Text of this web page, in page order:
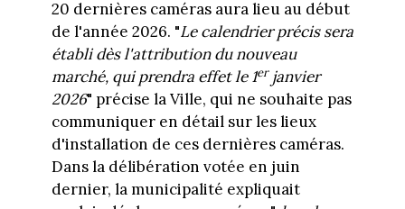
20 dernières caméras aura lieu au début
de l'année 2026. "Le calendrier précis sera
établi dès l'attribution du nouveau
marché, qui prendra effet le 1erjanvier
2026" précise la Ville, qui ne souhaite pas
communiquer en détail sur les lieux
d'installation de ces dernières caméras.
Dans la délibération votée en juin
dernier, la municipalité expliquait